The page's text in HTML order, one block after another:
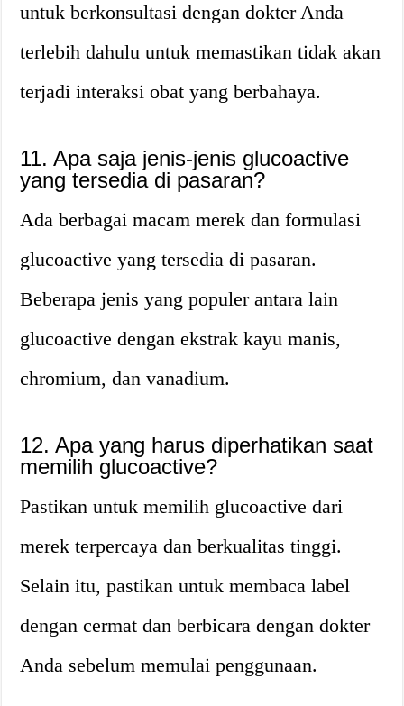
untuk berkonsultasi dengan dokter Anda
terlebih dahulu untuk memastikan tidak akan
terjadi interaksi obat yang berbahaya.
11. Apa saja jenis-jenis glucoactive
yang tersedia di pasaran?
Ada berbagai macam merek dan formulasi
glucoactive yang tersedia di pasaran.
Beberapa jenis yang populer antara lain
glucoactive dengan ekstrak kayu manis,
chromium, dan vanadium.
12. Apa yang harus diperhatikan saat
memilih glucoactive?
Pastikan untuk memilih glucoactive dari
merek terpercaya dan berkualitas tinggi.
Selain itu, pastikan untuk membaca label
dengan cermat dan berbicara dengan dokter
Anda sebelum memulai penggunaan.